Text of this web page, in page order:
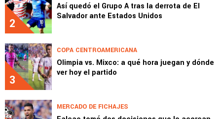
2
Así quedó el Grupo A tras la derrota de El
Salvador ante Estados Unidos
3
COPA CENTROAMERICANA
Olimpia vs. Mixco: a qué hora juegan y dónde
ver hoy el partido
MERCADO DE FICHAJES